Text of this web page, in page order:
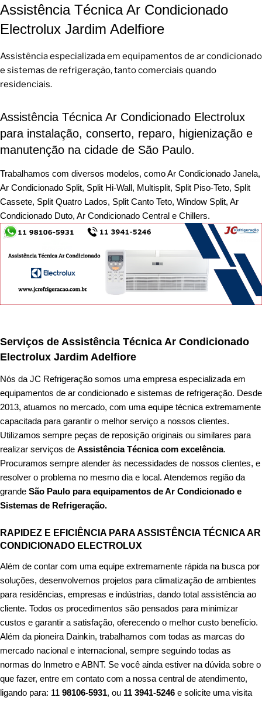
Assistência Técnica Ar Condicionado
Electrolux Jardim Adelfiore
Assistência especializada em equipamentos de ar condicionado
e sistemas de refrigeração, tanto comerciais quando
residenciais.
Assistência Técnica Ar Condicionado Electrolux
para instalação, conserto, reparo, higienização e
manutenção na cidade de São Paulo.
Trabalhamos com diversos modelos, como Ar Condicionado Janela,
Ar Condicionado Split, Split Hi-Wall, Multisplit, Split Piso-Teto, Split
Cassete, Split Quatro Lados, Split Canto Teto, Window Split, Ar
Condicionado Duto, Ar Condicionado Central e Chillers.
Serviços de Assistência Técnica Ar Condicionado
Electrolux Jardim Adelfiore
Nós da JC Refrigeração somos uma empresa especializada em
equipamentos de ar condicionado e sistemas de refrigeração. Desde
2013, atuamos no mercado, com uma equipe técnica extremamente
capacitada para garantir o melhor serviço a nossos clientes.
Utilizamos sempre peças de reposição originais ou similares para
realizar serviços de Assistência Técnica com excelência.
Procuramos sempre atender às necessidades de nossos clientes, e
resolver o problema no mesmo dia e local. Atendemos região da
grande São Paulo para equipamentos de Ar Condicionado e
Sistemas de Refrigeração.
RAPIDEZ E EFICIÊNCIA PARA ASSISTÊNCIA TÉCNICA AR
CONDICIONADO ELECTROLUX
Além de contar com uma equipe extremamente rápida na busca por
soluções, desenvolvemos projetos para climatização de ambientes
para residências, empresas e indústrias, dando total assistência ao
cliente. Todos os procedimentos são pensados para minimizar
custos e garantir a satisfação, oferecendo o melhor custo benefício.
Além da pioneira Dainkin, trabalhamos com todas as marcas do
mercado nacional e internacional, sempre seguindo todas as
normas do Inmetro e ABNT. Se você ainda estiver na dúvida sobre o
que fazer, entre em contato com a nossa central de atendimento,
ligando para: 11 98106-5931, ou 11 3941-5246 e solicite uma visita